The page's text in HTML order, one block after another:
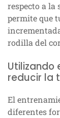
respecto a la
permite que
rodilla del
Utilizando
reducir la
El
diferentes